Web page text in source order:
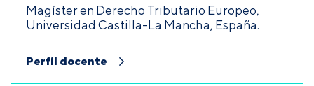
Magíster en Derecho Tributario Europeo,
Universidad Castilla-La Mancha, España.
Perfil docente